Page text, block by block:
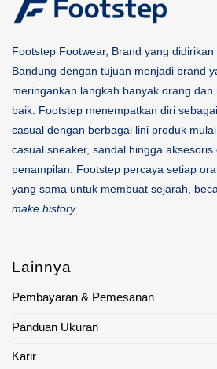
Footstep Footwear, Brand yang
Bandung dengan tujuan menjadi brand
meringankan langkah banyak orang
baik. Footstep menempatkan diri
casual dengan berbagai lini produk
casual sneaker, sandal hingga
penampilan. Footstep percaya setiap
yang sama untuk membuat sejarah,
make history.
Lainnya
Pembayaran & Pemesanan
Panduan Ukuran
Karir